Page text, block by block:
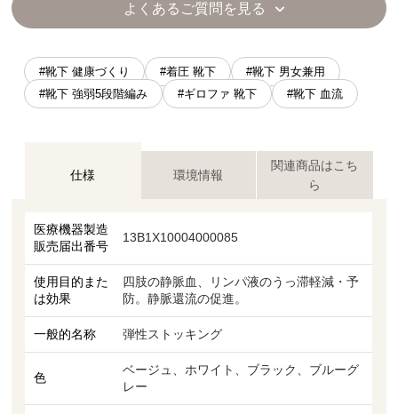
よくあるご質問を見る
#靴下 健康づくり #着圧 靴下
#靴下 男女兼用
#靴下 強弱5段階編み
#ギロファ 靴下 #靴下 血流
仕様 環境情報
関連商品はこち
ら
医療機器製造
販売届出番号
13B1X10004000085
使用目的また
は効果
四肢の静脈血、リンパ液のうっ滞軽減・予
防。静脈還流の促進。
一般的名称 弾性ストッキング
色
ベージュ、ホワイト、ブラック、ブルーグ
レー